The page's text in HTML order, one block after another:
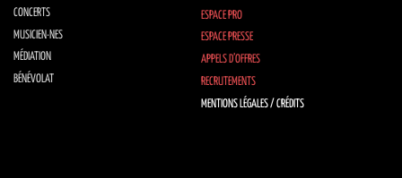
CONCERTS
MUSICIEN·NES
MÉDIATION
BÉNÉVOLAT
ESPACE PRO
ESPACE PRESSE
APPELS D’OFFRES
RECRUTEMENTS
MENTIONS LÉGALES / CRÉDITS